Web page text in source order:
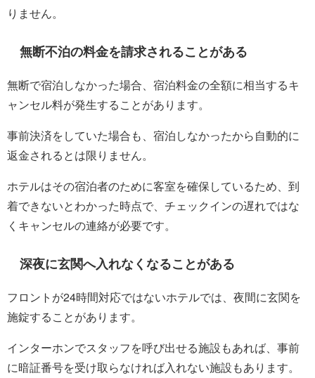
りません。
無断不泊の料金を請求されることがある
無断で宿泊しなかった場合、宿泊料金の全額に相当するキ
ャンセル料が発生することがあります。
事前決済をしていた場合も、宿泊しなかったから自動的に
返金されるとは限りません。
ホテルはその宿泊者のために客室を確保しているため、到
着できないとわかった時点で、チェックインの遅れではな
くキャンセルの連絡が必要です。
深夜に玄関へ入れなくなることがある
フロントが24時間対応ではないホテルでは、夜間に玄関を
施錠することがあります。
インターホンでスタッフを呼び出せる施設もあれば、事前
に暗証番号を受け取らなければ入れない施設もあります。